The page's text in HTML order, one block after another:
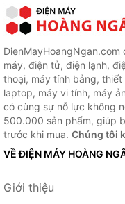
máy, điện tử, điện lạnh,
thoại, máy tính bảng,
laptop, máy vi tính, máy
có cùng sự nỗ lực không
500.000 sản phẩm, giúp
trước khi mua. Chúng tôi
VỀ ĐIỆN MÁY HOÀNG
Giới thiệu